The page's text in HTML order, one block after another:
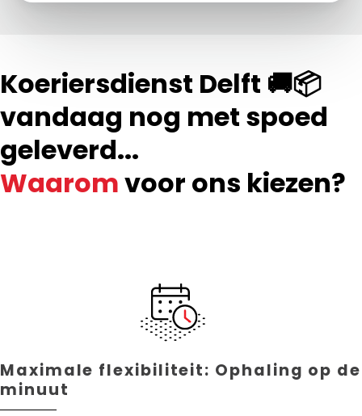
Koeriersdienst Delft 🚚📦
vandaag nog met spoed
geleverd...
Waaromvoor ons kiezen?
Maximale flexibiliteit: Ophaling op de
minuut